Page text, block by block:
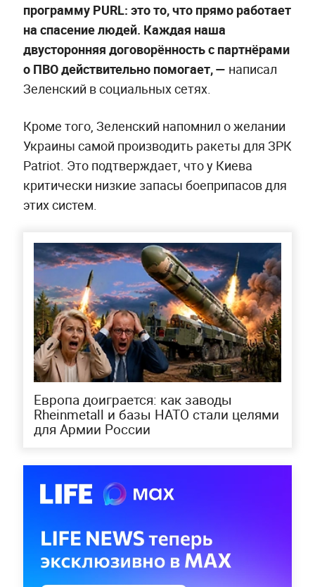
программу PURL: это то, что прямо работает
на спасение людей. Каждая наша
двусторонняя договорённость с партнёрами
о ПВО действительно помогает, — написал
Зеленский в социальных сетях.
Кроме того, Зеленский напомнил о желании
Украины самой производить ракеты для ЗРК
Patriot. Это подтверждает, что у Киева
критически низкие запасы боеприпасов для
этих систем.
Европа доиграется: как заводы
Rheinmetall и базы НАТО стали целями
для Армии России